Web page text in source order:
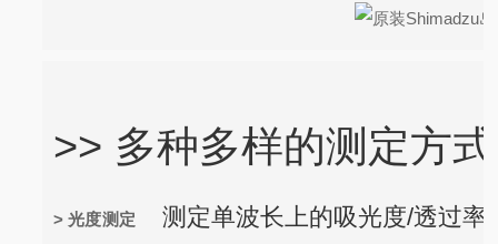
>> 多种多样的测定方式
> 光度测定
测定单波长上的吸光度/透过率